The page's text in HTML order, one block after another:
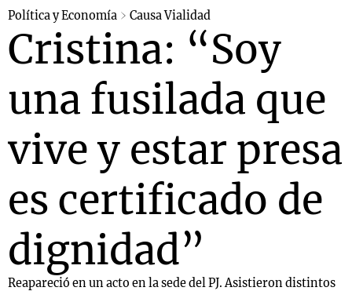
Política y Economía Causa Vialidad
Cristina: “Soy
una fusilada que
vive y estar presa
es certificado de
dignidad”
Reapareció en un acto en la sede del PJ. Asistieron distintos